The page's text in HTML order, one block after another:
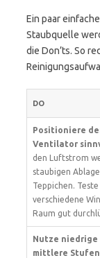
Ein paar
Staubquelle
die Don’ts. So
DO
Positioniere
Ventilator
den Luftstrom
staubigen
Teppichen. Teste
verschiedene
Raum gut
Nutze niedrige
mittlere